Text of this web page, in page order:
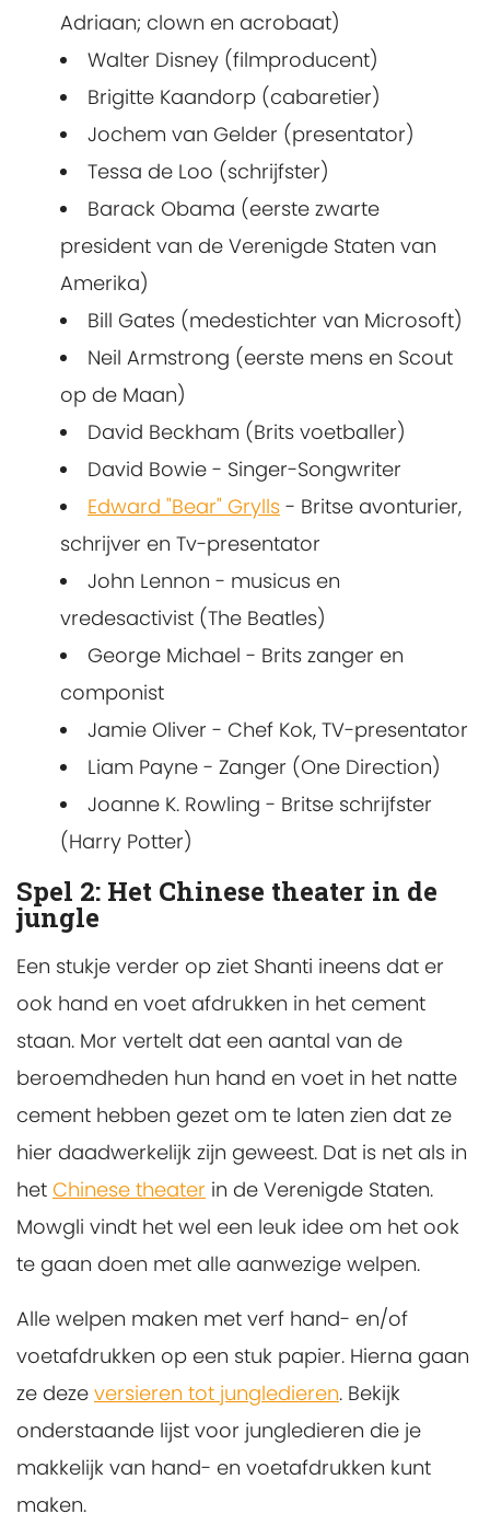
Adriaan; clown en acrobaat)
Walter Disney (filmproducent)
Brigitte Kaandorp (cabaretier)
Jochem van Gelder (presentator)
Tessa de Loo (schrijfster)
Barack Obama (eerste zwarte
president van de Verenigde Staten van
Amerika)
Bill Gates (medestichter van Microsoft)
Neil Armstrong (eerste mens en Scout
op de Maan)
David Beckham (Brits voetballer)
David Bowie - Singer-Songwriter
Edward "Bear" Grylls - Britse avonturier,
schrijver en Tv-presentator
John Lennon - musicus en
vredesactivist (The Beatles)
George Michael - Brits zanger en
componist
Jamie Oliver - Chef Kok, TV-presentator
Liam Payne - Zanger (One Direction)
Joanne K. Rowling - Britse schrijfster
(Harry Potter)
Spel 2: Het Chinese theater in de
jungle
Een stukje verder op ziet Shanti ineens dat er
ook hand en voet afdrukken in het cement
staan. Mor vertelt dat een aantal van de
beroemdheden hun hand en voet in het natte
cement hebben gezet om te laten zien dat ze
hier daadwerkelijk zijn geweest. Dat is net als in
het Chinese theater in de Verenigde Staten.
Mowgli vindt het wel een leuk idee om het ook
te gaan doen met alle aanwezige welpen.
Alle welpen maken met verf hand- en/of
voetafdrukken op een stuk papier. Hierna gaan
ze deze versieren tot jungledieren. Bekijk
onderstaande lijst voor jungledieren die je
makkelijk van hand- en voetafdrukken kunt
maken.